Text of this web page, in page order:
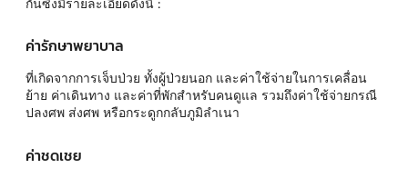
ค่ารักษาพยาบาล
ที่เกิดจากการเจ็บป่วย ทั้งผู้ป่วยนอก และค่าใช้จ่ายในการเคลื่อน
ย้าย ค่าเดินทาง และค่าที่พักสำหรับคนดูแล รวมถึงค่าใช้จ่ายกรณี
ปลงศพ ส่งศพ หรือกระดูกกลับภูมิลำเนา
ค่าชดเชย